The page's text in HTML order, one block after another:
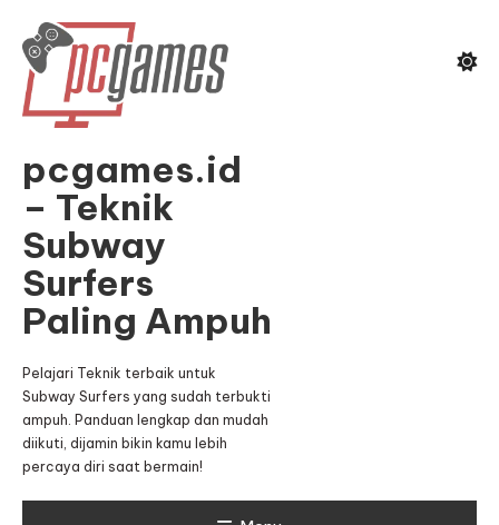
Content
pcgames.id
– Teknik
Subway
Surfers
Paling Ampuh
Pelajari Teknik terbaik untuk
Subway Surfers yang sudah terbukti
ampuh. Panduan lengkap dan mudah
diikuti, dijamin bikin kamu lebih
percaya diri saat bermain!